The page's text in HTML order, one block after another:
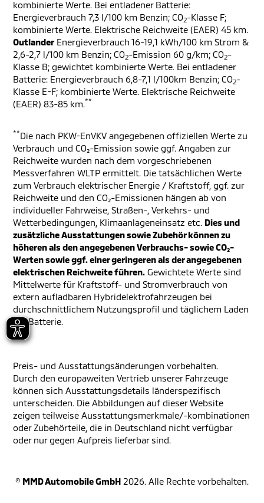
kombinierte Werte. Bei entladener Batterie:
Energieverbrauch 7,3 l/100 km Benzin; CO2-Klasse F;
kombinierte Werte. Elektrische Reichweite (EAER) 45 km.
Outlander Energieverbrauch 16-19,1 kWh/100 km Strom &
2,6-2,7 l/100 km Benzin; CO2-Emission 60 g/km; CO2-
Klasse B; gewichtet kombinierte Werte. Bei entladener
Batterie: Energieverbrauch 6,8-7,1 l/100km Benzin; CO2-
Klasse E-F; kombinierte Werte. Elektrische Reichweite
(EAER) 83-85 km.**
**Die nach PKW-EnVKV angegebenen offiziellen Werte zu
Verbrauch und CO₂-Emission sowie ggf. Angaben zur
Reichweite wurden nach dem vorgeschriebenen
Messverfahren WLTP ermittelt. Die tatsächlichen Werte
zum Verbrauch elektrischer Energie / Kraftstoff, ggf. zur
Reichweite und den CO₂-Emissionen hängen ab von
individueller Fahrweise, Straßen-, Verkehrs- und
Wetterbedingungen, Klimaanlageneinsatz etc. Dies und
zusätzliche Ausstattungen sowie Zubehör können zu
höheren als den angegebenen Verbrauchs- sowie CO₂-
Werten sowie ggf. einer geringeren als der angegebenen
elektrischen Reichweite führen. Gewichtete Werte sind
Mittelwerte für Kraftstoff- und Stromverbrauch von
extern aufladbaren Hybridelektrofahrzeugen bei
durchschnittlichem Nutzungsprofil und täglichem Laden
der Batterie.
Preis- und Ausstattungsänderungen vorbehalten.
Durch den europaweiten Vertrieb unserer Fahrzeuge
können sich Ausstattungsdetails länderspezifisch
unterscheiden. Die Abbildungen auf dieser Website
zeigen teilweise Ausstattungsmerkmale/-kombinationen
oder Zubehörteile, die in Deutschland nicht verfügbar
oder nur gegen Aufpreis lieferbar sind.
© MMD Automobile GmbH 2026. Alle Rechte vorbehalten.